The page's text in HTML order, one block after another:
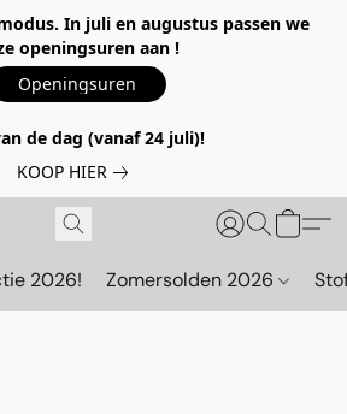
In juli en augustus passen we
openingsuren aan !
Openingsuren
de dag (vanaf 24 juli)!
KOOP HIER
2026! Zomersolden 2026